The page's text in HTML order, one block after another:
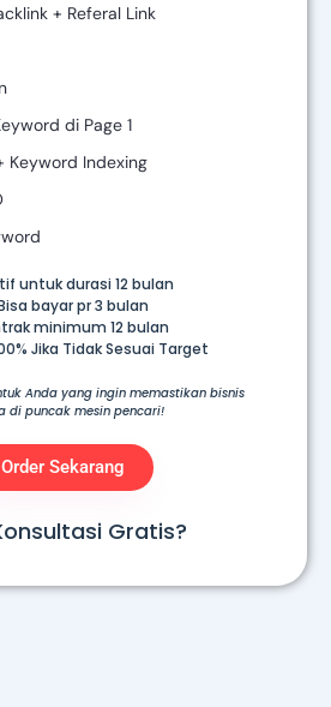
+ Referal Link
di Page 1
Keyword Indexing
untuk durasi 12 bulan
bayar pr 3 bulan
minimum 12 bulan
Jika Tidak Sesuai Target
Anda yang ingin memastikan bisnis
di puncak mesin pencari!
Order Sekarang
Gratis?